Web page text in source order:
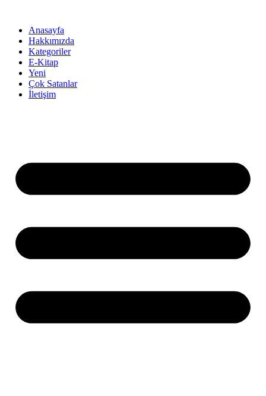
Anasayfa
Hakkımızda
Kategoriler
E-Kitap
Yeni
Çok Satanlar
İletişim